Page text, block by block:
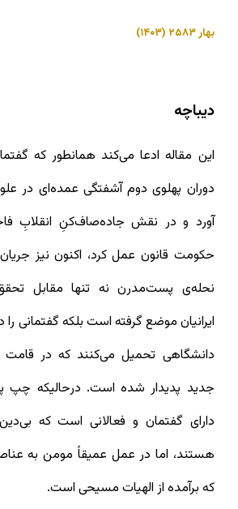
بهار ۲۵۸۳ (۱۴۰۳)
دیباچه
این مقاله ادعا می‌کند همانطور که
دوران پهلوی دوم آشفتگی عمده‌ای در
حکومت قانون عمل کرد، اکنون نیز
نحله‌ی پست‌مدرن نه تنها مقابل
ایرانیان موضع گرفته است بلکه گفتمانی
دانشگاهی تحمیل می‌کنند که در
جدید پدیدار شده است. درحالیکه
دارای گفتمان و فعالانی است که
هستند، اما در عمل عمیقاً مومن به
که برآمده از الهیات مسیحی‌ است.